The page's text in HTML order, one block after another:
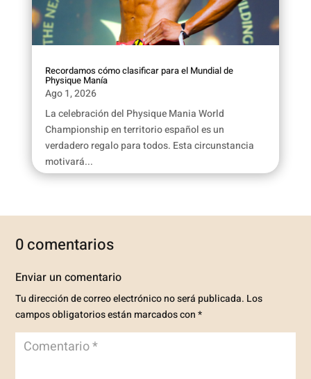
Recordamos cómo clasificar para el Mundial de
Physique Manía
Ago 1, 2026
La celebración del Physique Mania World
Championship en territorio español es un
verdadero regalo para todos. Esta circunstancia
motivará...
0 comentarios
Enviar un comentario
Tu dirección de correo electrónico no será publicada. Los
campos obligatorios están marcados con*